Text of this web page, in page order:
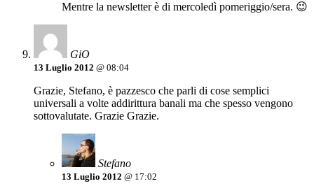
Mentre la newsletter è di mercoledì pomeriggio/sera. 😉
GiO
13 Luglio 2012 @ 08:04
Grazie, Stefano, è pazzesco che parli di cose semplici
universali a volte addirittura banali ma che spesso vengono
sottovalutate. Grazie Grazie.
Stefano
13 Luglio 2012 @ 17:02